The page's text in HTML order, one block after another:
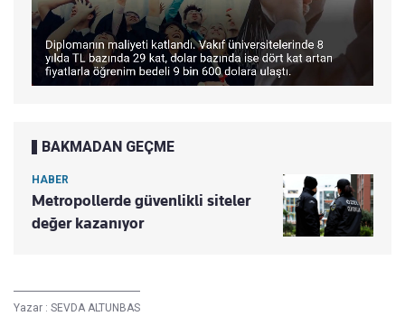
BAKMADAN GEÇME
HABER
Metropollerde güvenlikli siteler
değer kazanıyor
Yazar : SEVDA ALTUNBAS